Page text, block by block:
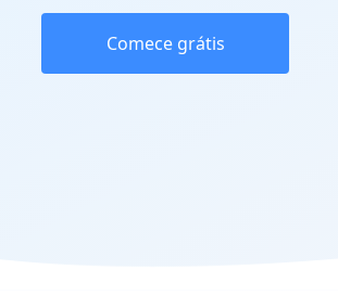
Comece grátis